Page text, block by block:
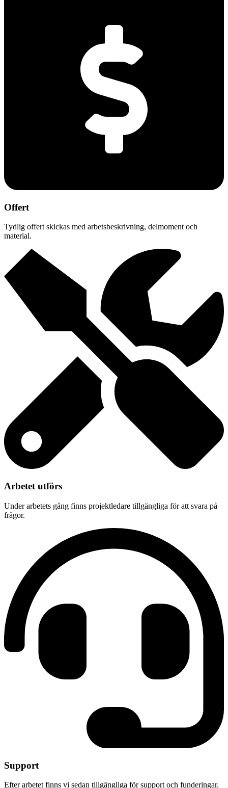
Offert
Tydlig offert skickas med arbetsbeskrivning, delmoment och
material.
Arbetet utförs
Under arbetets gång finns projektledare tillgängliga för att svara på
frågor.
Support
Efter arbetet finns vi sedan tillgängliga för support och funderingar.